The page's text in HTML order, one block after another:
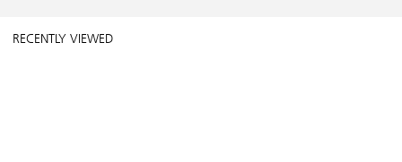
RECENTLY VIEWED